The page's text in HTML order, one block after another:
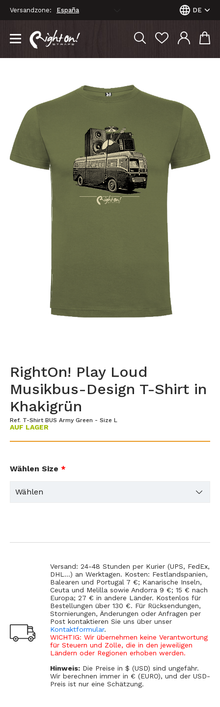
Versandzone: DE
RightOn! Play Loud
Musikbus-Design T-Shirt in
Khakigrün
Ref. T-Shirt BUS Army Green - Size L
AUF LAGER
Wählen Size *
Versand: 24-48 Stunden per Kurier (UPS, FedEx,
DHL...) an Werktagen. Kosten: Festlandspanien,
Balearen und Portugal 7 €; Kanarische Inseln,
Ceuta und Melilla sowie Andorra 9 €; 15 € nach
Europa; 27 € in andere Länder. Kostenlos für
Bestellungen über 130 €. Für Rücksendungen,
Stornierungen, Änderungen oder Anfragen per
Post kontaktieren Sie uns über unser
Kontaktformular.
WICHTIG: Wir übernehmen keine Verantwortung
für Steuern und Zölle, die in den jeweiligen
Ländern oder Regionen erhoben werden.
Hinweis: Die Preise in $ (USD) sind ungefähr.
Wir berechnen immer in € (EURO), und der USD-
Preis ist nur eine Schätzung.